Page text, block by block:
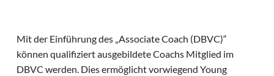
Mit der Einführung des „Associate Coach (DBVC)“
können qualifiziert ausgebildete Coachs Mitglied im
DBVC werden. Dies ermöglicht vorwiegend Young